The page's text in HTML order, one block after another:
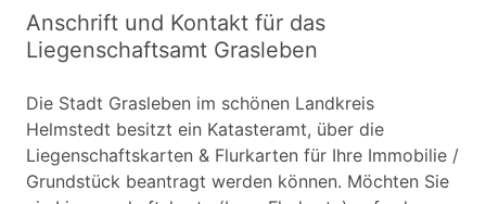
Anschrift und Kontakt für das
Liegenschaftsamt Grasleben
Die Stadt Grasleben im schönen Landkreis
Helmstedt besitzt ein Katasteramt, über die
Liegenschaftskarten & Flurkarten für Ihre Immobilie /
Grundstück beantragt werden können. Möchten Sie